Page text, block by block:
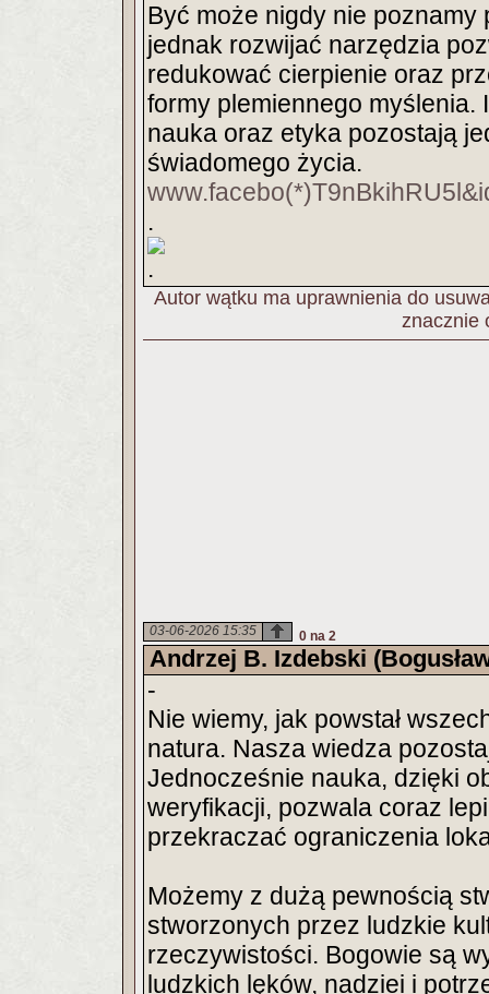
Być może nigdy nie poznamy
jednak rozwijać narzędzia
redukować cierpienie oraz
formy plemiennego myślenia.
nauka oraz etyka pozostają
świadomego życia.
.
.
Autor wątku ma uprawnienia do
znacznie
03-06-2026 15:35 0 na 2
Andrzej B. Izdebski
-
Nie wiemy, jak powstał
natura. Nasza wiedza
Jednocześnie nauka, dzięki
weryfikacji, pozwala coraz
przekraczać ograniczenia
Możemy z dużą pewnością
stworzonych przez ludzkie
rzeczywistości. Bogowie są
ludzkich lęków, nadziei i